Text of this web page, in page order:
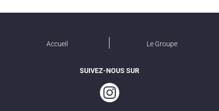
Accueil Le Groupe
SUIVEZ-NOUS SUR